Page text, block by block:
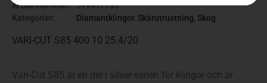
Artikelnummer: 579817730
Kategorier:
Diamantklingor, Skärutrustning, Skog
VARI-CUT S85 400 10 25.4/20
Vari-Cut S85 är en del i silver-serien för klingor och är